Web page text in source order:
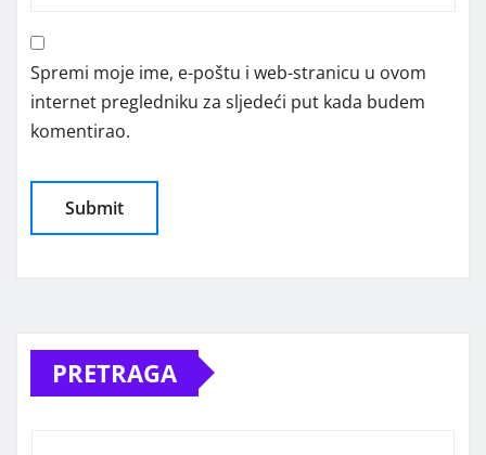
Spremi moje ime, e-poštu i web-stranicu u ovom
internet pregledniku za sljedeći put kada budem
komentirao.
PRETRAGA